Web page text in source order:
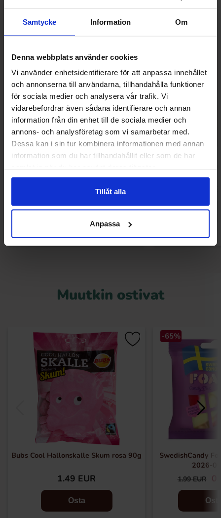
Samtycke Information Om
Denna webbplats använder cookies
Vi använder enhetsidentifierare för att anpassa innehållet
och annonserna till användarna, tillhandahålla funktioner
för sociala medier och analysera vår trafik. Vi
vidarebefordrar även sådana identifierare och annan
information från din enhet till de sociala medier och
annons- och analysföretag som vi samarbetar med.
Dessa kan i sin tur kombinera informationen med annan
information som du har tillhandahållit eller som de har
Tillåt alla
Anpassa
2.29 EUR
Osta
Muutkin ostivat
Bubs Cool Hallonskalle Skum rosa 90g
1.49 EUR
Osta
-65%
SwedishCandy
2026-
1.99 EUR